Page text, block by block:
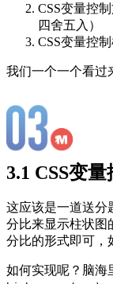
CSS变量控
四舍五入）
CSS变量控
我们一个一个看过
3.1 CSS变
这应该是一道送分
分比来显示柱状图
分比的形式即可，
如何实现呢？脑海